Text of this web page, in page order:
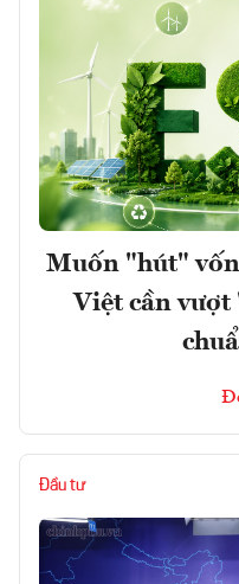
Muốn "hút"
Việt cần
Đầu tư